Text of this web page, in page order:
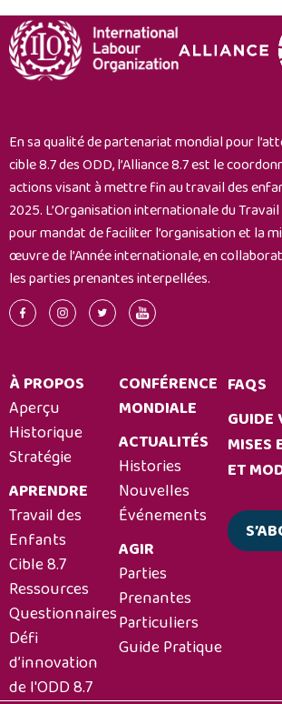
En sa qualité de partenariat mondial pour
cible 8.7 des ODD, l’Alliance 8.7 est le
actions visant à mettre fin au travail des
2025. L’Organisation internationale du Travail
pour mandat de faciliter l’organisation et la
œuvre de l’Année internationale, en
les parties prenantes interpellées.
À PROPOS
Aperçu
Historique
Stratégie
APRENDRE
Travail des
Enfants
Cible 8.7
Ressources
Questionnaires
Défi
d’innovation
de l'ODD 8.7
CONFÉRENCE
MONDIALE
ACTUALITÉS
Histories
Nouvelles
Événements
AGIR
Parties
Prenantes
Particuliers
Guide Pratique
FAQS
GUIDE
MISES
ET